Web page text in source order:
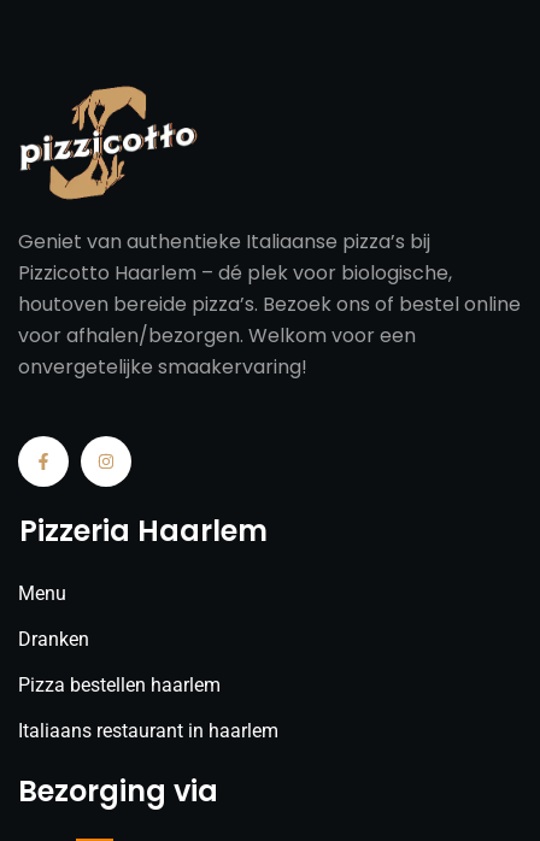
Geniet van authentieke Italiaanse pizza’s bij
Pizzicotto Haarlem – dé plek voor biologische,
houtoven bereide pizza’s. Bezoek ons of bestel online
voor afhalen/bezorgen. Welkom voor een
onvergetelijke smaakervaring!
Pizzeria Haarlem
Menu
Dranken
Pizza bestellen haarlem
Italiaans restaurant in haarlem
Bezorging via